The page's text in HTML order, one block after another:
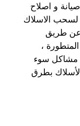
و اصلاح
لسحب الاسلاك
عن طريق
،
مشاكل سوء
بطرق